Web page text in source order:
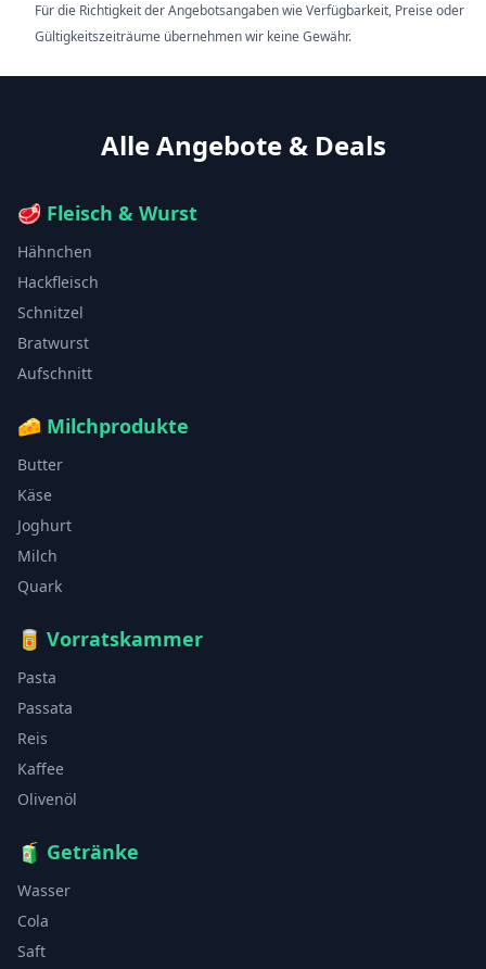
Für die Richtigkeit der Angebotsangaben wie Verfügbarkeit, Preise oder
Gültigkeitszeiträume übernehmen wir keine Gewähr.
Alle Angebote & Deals
🥩 Fleisch & Wurst
Hähnchen
Hackfleisch
Schnitzel
Bratwurst
Aufschnitt
🧀 Milchprodukte
Butter
Käse
Joghurt
Milch
Quark
🥫 Vorratskammer
Pasta
Passata
Reis
Kaffee
Olivenöl
🧃 Getränke
Wasser
Cola
Saft